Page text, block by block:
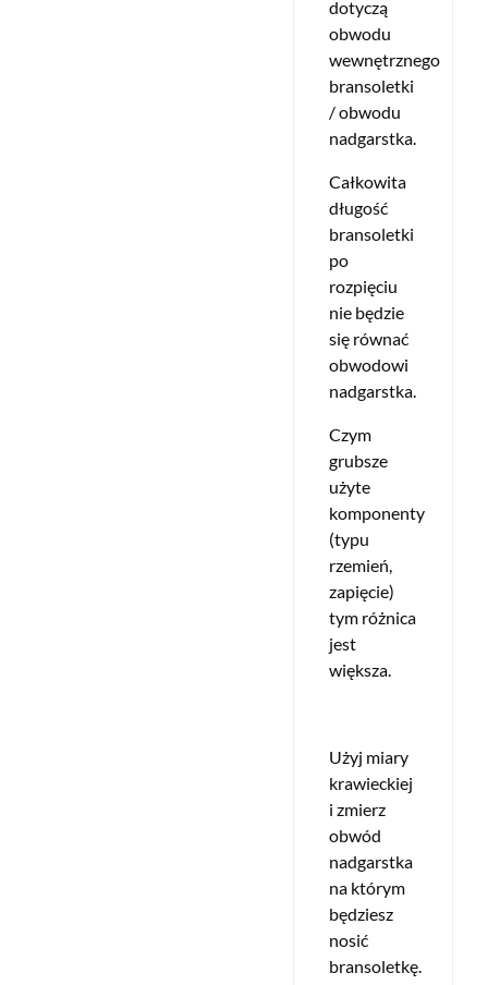
dotyczą
obwodu
wewnętrznego
bransoletki
/ obwodu
nadgarstka.
Całkowita
długość
bransoletki
po
rozpięciu
nie będzie
się równać
obwodowi
nadgarstka.
Czym
grubsze
użyte
komponenty
(typu
rzemień,
zapięcie)
tym różnica
jest
większa.
Użyj miary
krawieckiej
i zmierz
obwód
nadgarstka
na którym
będziesz
nosić
bransoletkę.